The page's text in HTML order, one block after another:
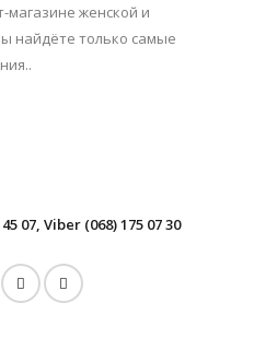
женской и
найдёте только самые
07, Viber (068) 175 07 30